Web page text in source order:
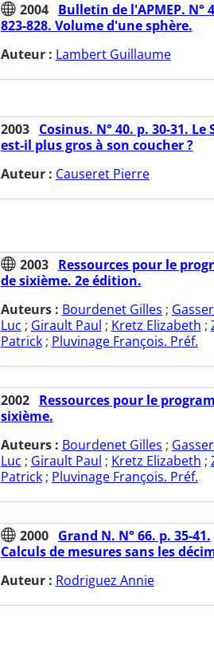
2004
Bulletin de l'APMEP. N°
823-828. Volume d'une sphère.
Auteur : Lambert Guillaume
2003
Cosinus. N° 40. p. 30-31. Le
est-il plus gros à son coucher ?
Auteur : Causeret Pierre
2003
Ressources pour le
de sixième. 2e édition.
Auteurs : Bourdenet Gilles ;
Luc ; Girault Paul ; Kretz Elizabeth ;
Patrick; Pluvinage François. Préf.
2002
Ressources pour le
sixième.
Auteurs : Bourdenet Gilles ;
Luc ; Girault Paul ; Kretz Elizabeth ;
Patrick; Pluvinage François. Préf.
2000
Grand N. N° 66. p. 35-41.
Calculs de mesures sans les
Auteur : Rodriguez Annie